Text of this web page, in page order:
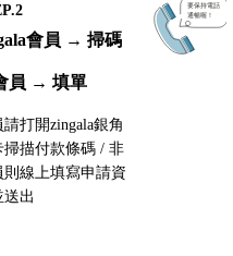
會員 → 掃碼
員 → 填單
請打開zingala銀角
掃描付款條碼 / 非
則線上填寫申請資
送出